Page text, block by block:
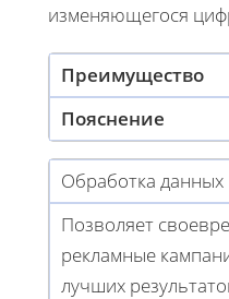
изменяющегося
Преимущество
Пояснение
Обработка данных
Позволяет
рекламные
лучших